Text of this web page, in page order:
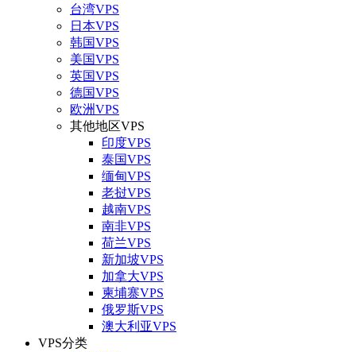
台湾VPS
日本VPS
韩国VPS
美国VPS
英国VPS
德国VPS
欧洲VPS
其他地区VPS
印度VPS
泰国VPS
缅甸VPS
老挝VPS
越南VPS
南非VPS
荷兰VPS
新加坡VPS
加拿大VPS
柬埔寨VPS
俄罗斯VPS
澳大利亚VPS
VPS分类